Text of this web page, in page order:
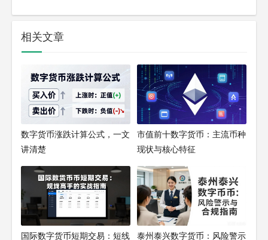
相关文章
数字货币涨跌计算公式，一文
讲清楚
市值前十数字货币：主流币种
现状与核心特征
国际数字货币短期交易：短线
泰州泰兴数字货币：风险警示